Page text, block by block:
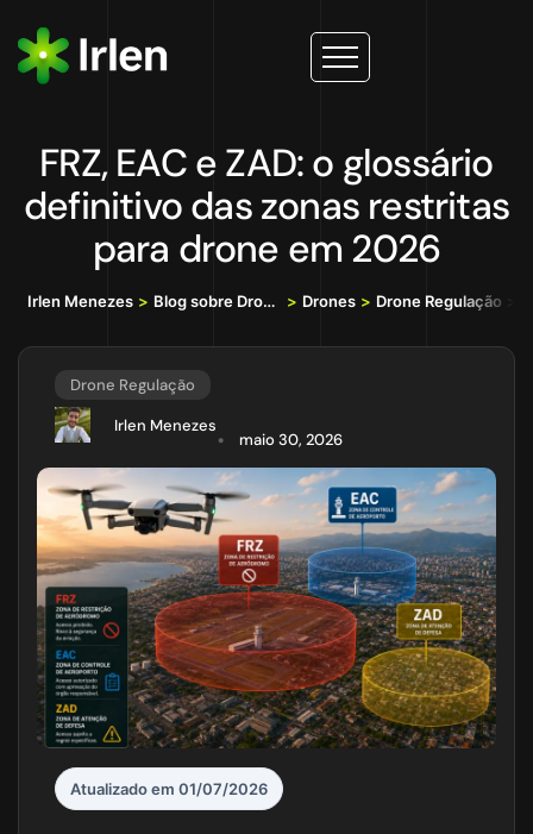
FRZ, EAC e ZAD: o glossário
definitivo das zonas restritas
para drone em 2026
Irlen Menezes > Blog sobre Drones, IA e Tecnologia da Informação > Drones > Drone Regulação
Drone Regulação
Irlen Menezes
maio 30, 2026
Atualizado em 01/07/2026